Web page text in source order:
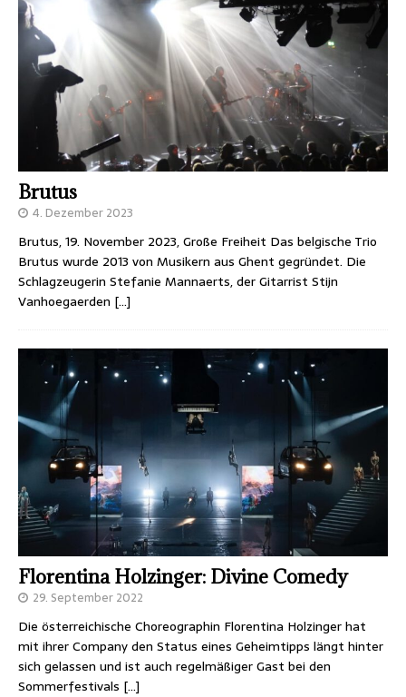
Brutus
4. Dezember 2023
Brutus, 19. November 2023, Große Freiheit Das belgische Trio
Brutus wurde 2013 von Musikern aus Ghent gegründet. Die
Schlagzeugerin Stefanie Mannaerts, der Gitarrist Stijn
Vanhoegaerden […]
Florentina Holzinger: Divine Comedy
29. September 2022
Die österreichische Choreographin Florentina Holzinger hat
mit ihrer Company den Status eines Geheimtipps längt hinter
sich gelassen und ist auch regelmäßiger Gast bei den
Sommerfestivals […]